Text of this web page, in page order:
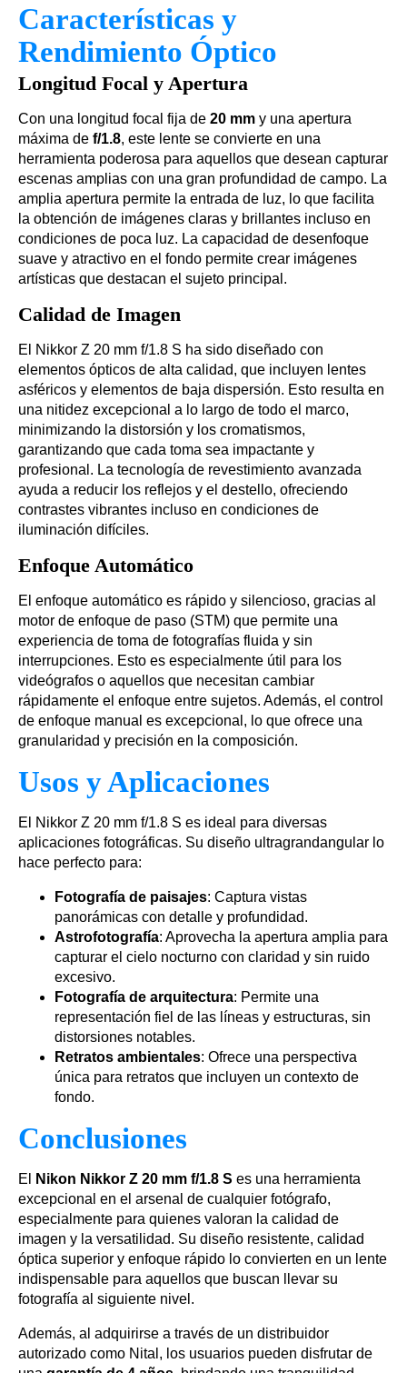
Características y
Rendimiento Óptico
Longitud Focal y Apertura
Con una longitud focal fija de 20 mm y una apertura
máxima de f/1.8, este lente se convierte en una
herramienta poderosa para aquellos que desean capturar
escenas amplias con una gran profundidad de campo. La
amplia apertura permite la entrada de luz, lo que facilita
la obtención de imágenes claras y brillantes incluso en
condiciones de poca luz. La capacidad de desenfoque
suave y atractivo en el fondo permite crear imágenes
artísticas que destacan el sujeto principal.
Calidad de Imagen
El Nikkor Z 20 mm f/1.8 S ha sido diseñado con
elementos ópticos de alta calidad, que incluyen lentes
asféricos y elementos de baja dispersión. Esto resulta en
una nitidez excepcional a lo largo de todo el marco,
minimizando la distorsión y los cromatismos,
garantizando que cada toma sea impactante y
profesional. La tecnología de revestimiento avanzada
ayuda a reducir los reflejos y el destello, ofreciendo
contrastes vibrantes incluso en condiciones de
iluminación difíciles.
Enfoque Automático
El enfoque automático es rápido y silencioso, gracias al
motor de enfoque de paso (STM) que permite una
experiencia de toma de fotografías fluida y sin
interrupciones. Esto es especialmente útil para los
videógrafos o aquellos que necesitan cambiar
rápidamente el enfoque entre sujetos. Además, el control
de enfoque manual es excepcional, lo que ofrece una
granularidad y precisión en la composición.
Usos y Aplicaciones
El Nikkor Z 20 mm f/1.8 S es ideal para diversas
aplicaciones fotográficas. Su diseño ultragrandangular lo
hace perfecto para:
Fotografía de paisajes: Captura vistas
panorámicas con detalle y profundidad.
Astrofotografía: Aprovecha la apertura amplia para
capturar el cielo nocturno con claridad y sin ruido
excesivo.
Fotografía de arquitectura: Permite una
representación fiel de las líneas y estructuras, sin
distorsiones notables.
Retratos ambientales: Ofrece una perspectiva
única para retratos que incluyen un contexto de
fondo.
Conclusiones
El Nikon Nikkor Z 20 mm f/1.8 S es una herramienta
excepcional en el arsenal de cualquier fotógrafo,
especialmente para quienes valoran la calidad de
imagen y la versatilidad. Su diseño resistente, calidad
óptica superior y enfoque rápido lo convierten en un lente
indispensable para aquellos que buscan llevar su
fotografía al siguiente nivel.
Además, al adquirirse a través de un distribuidor
autorizado como Nital, los usuarios pueden disfrutar de